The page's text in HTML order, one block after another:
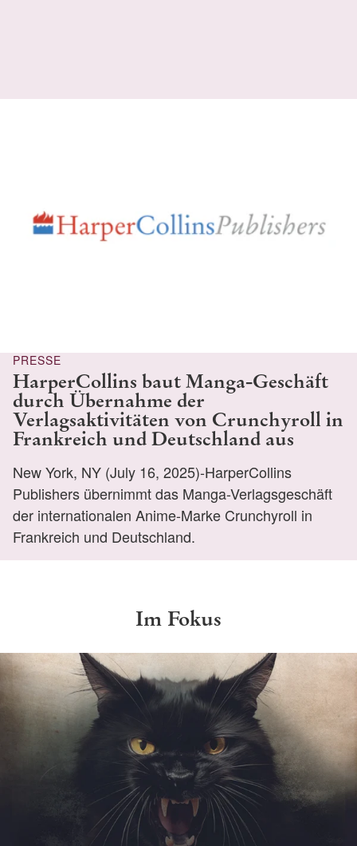
PRESSE
HarperCollins baut Manga-Geschäft
durch Übernahme der
Verlagsaktivitäten von Crunchyroll in
Frankreich und Deutschland aus
New York, NY (July 16, 2025)-HarperCollins
Publishers übernimmt das Manga-Verlagsgeschäft
der internationalen Anime-Marke Crunchyroll in
Frankreich und Deutschland.
Im Fokus